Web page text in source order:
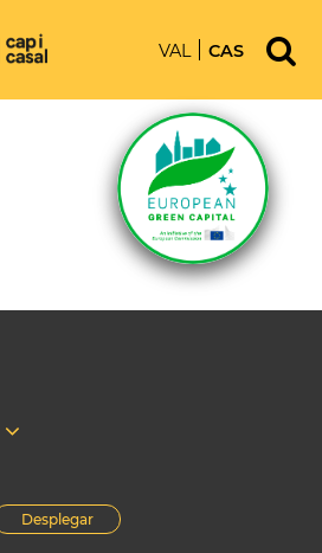
VAL CAS
Desplegar